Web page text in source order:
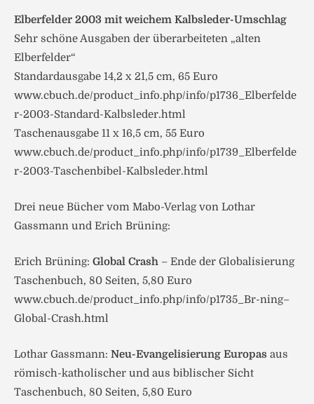
Elberfelder 2003 mit weichem Kalbsleder-Umschlag
Sehr schöne Ausgaben der überarbeiteten „alten
Elberfelder“
Standardausgabe 14,2 x 21,5 cm, 65 Euro
www.cbuch.de/product_info.php/info/p1736_Elberfelde
r-2003-Standard-Kalbsleder.html
Taschenausgabe 11 x 16,5 cm, 55 Euro
www.cbuch.de/product_info.php/info/p1739_Elberfelde
r-2003-Taschenbibel-Kalbsleder.html
Drei neue Bücher vom Mabo-Verlag von Lothar
Gassmann und Erich Brüning:
Erich Brüning: Global Crash – Ende der Globalisierung
Taschenbuch, 80 Seiten, 5,80 Euro
www.cbuch.de/product_info.php/info/p1735_Br-ning–
Global-Crash.html
Lothar Gassmann: Neu-Evangelisierung Europas aus
römisch-katholischer und aus biblischer Sicht
Taschenbuch, 80 Seiten, 5,80 Euro